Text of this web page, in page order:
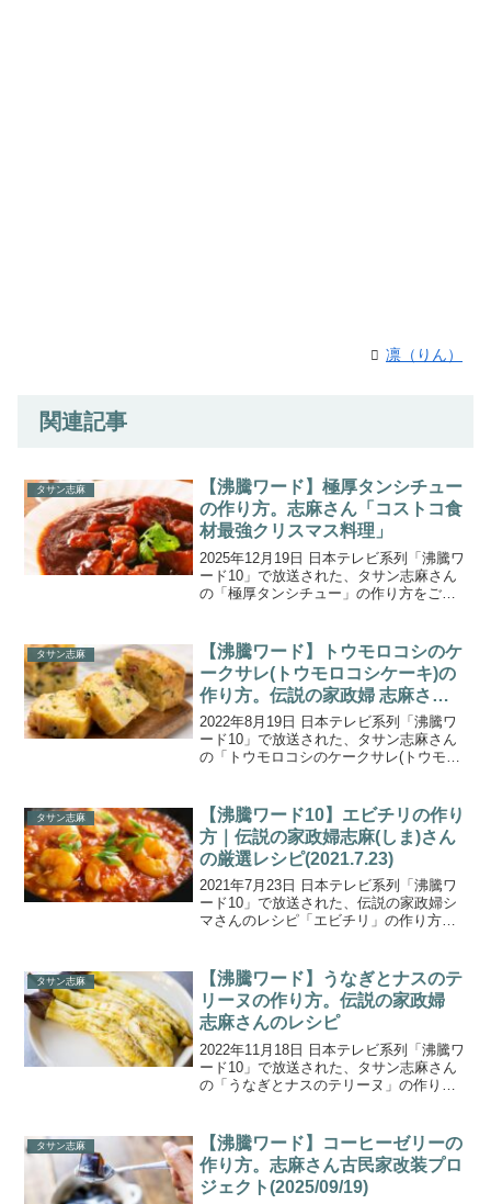
凛（りん）
関連記事
タサン志麻
【沸騰ワード】極厚タンシチュー
の作り方。志麻さん「コストコ食
材最強クリスマス料理」
2025年12月19日 日本テレビ系列「沸騰ワ
ード10」で放送された、タサン志麻さん
の「極厚タンシチュー」の作り方をご紹
麻さんコストコ料理祭り！アレンジ14連
発クリスマ...
タサン志麻
【沸騰ワード】トウモロコシのケ
ークサレ(トウモロコシケーキ)の
作り方。伝説の家政婦 志麻さん
のレシピ
2022年8月19日 日本テレビ系列「沸騰ワ
ード10」で放送された、タサン志麻さん
の「トウモロコシのケークサレ(トウモロ
＆奈緒さんのリクエストに応え激ウマ料
理披露！...
タサン志麻
【沸騰ワード10】エビチリの作り
方｜伝説の家政婦志麻(しま)さん
の厳選レシピ(2021.7.23)
2021年7月23日 日本テレビ系列「沸騰ワ
ード10」で放送された、伝説の家政婦シ
マさんのレシピ「エビチリ」の作り方を
サン志麻（しま）さん。これまでに番組
で披露...
タサン志麻
【沸騰ワード】うなぎとナスのテ
リーヌの作り方。伝説の家政婦
志麻さんのレシピ
2022年11月18日 日本テレビ系列「沸騰ワ
ード10」で放送された、タサン志麻さん
の「うなぎとナスのテリーヌ」の作り方
に応え、秋の新食材を使った絶品満腹料
理を連発！...
タサン志麻
【沸騰ワード】コーヒーゼリーの
作り方。志麻さん古民家改装プロ
ジェクト(2025/09/19)